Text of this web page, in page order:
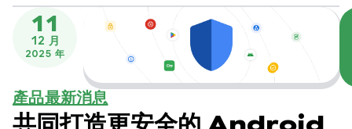
11
12 月
2025 年
產品最新消息